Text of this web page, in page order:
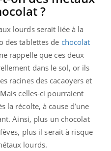
?
lourds serait liée à la
des tablettes de chocolat
rappelle que ces deux
dans le sol, or ils
racines des cacaoyers et
celles-ci pourraient
la récolte, à cause d’une
Ainsi, plus un chocolat
plus il serait à risque
lourds.